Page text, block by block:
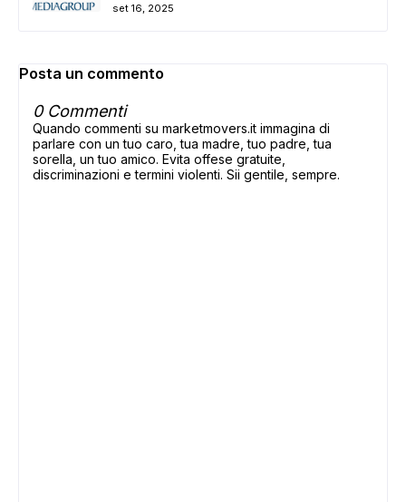
set 16, 2025
Posta un commento
0 Commenti
Quando commenti su marketmovers.it immagina di
parlare con un tuo caro, tua madre, tuo padre, tua
sorella, un tuo amico. Evita offese gratuite,
discriminazioni e termini violenti. Sii gentile, sempre.